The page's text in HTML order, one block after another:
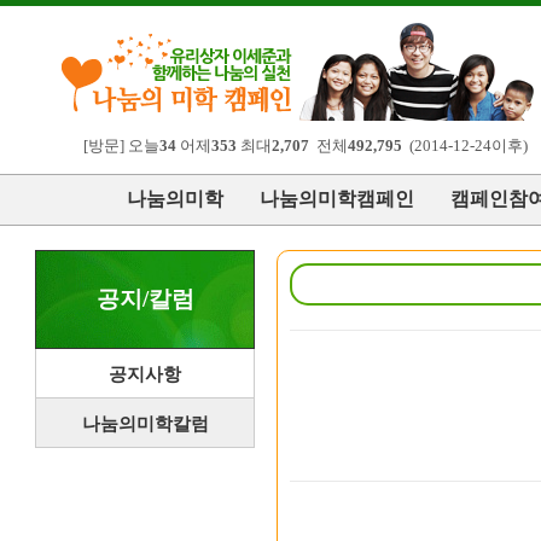
[방문] 오늘34 어제 353 최대 2,707 전체 492,795 (2014-12-24이후)
나눔의미학 나눔의미학캠페인 캠페인참
공지/칼럼
공지사항
나눔의미학칼럼